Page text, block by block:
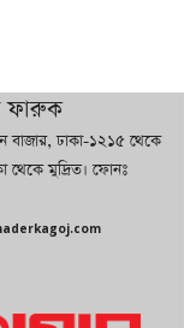
বাতিল করতে ল
ফারুক
বাজার, ঢাকা-১২১৫ থেকে
থেকে মুদ্রিত। ফোনঃ